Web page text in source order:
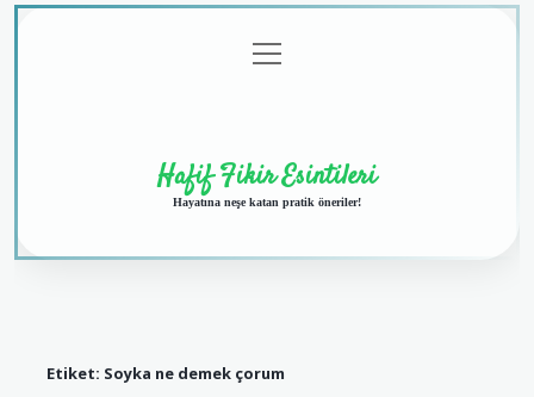
menüyü
aç
Hafif Fikir Esintileri
Hayatına neşe katan pratik öneriler!
Etiket: Soyka ne demek çorum